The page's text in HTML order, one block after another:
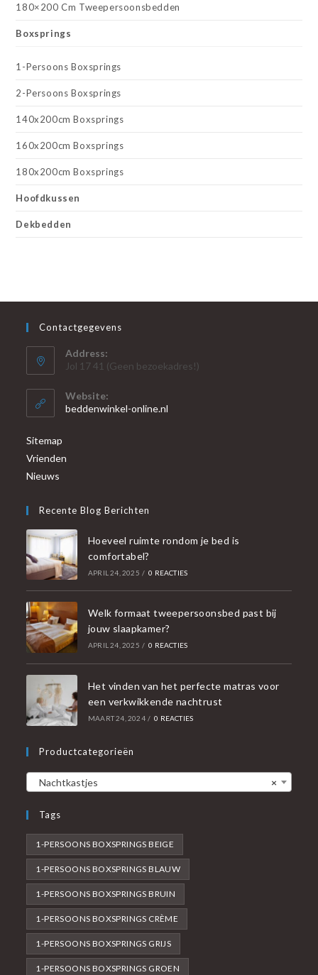
180×200 Cm Tweepersoonsbedden
Boxsprings
1-Persoons Boxsprings
2-Persoons Boxsprings
140x200cm Boxsprings
160x200cm Boxsprings
180x200cm Boxsprings
Hoofdkussen
Dekbedden
Contactgegevens
Address:
Jol 17 41 (Geen bezoekadres!)
Website:
beddenwinkel-online.nl
Sitemap
Vrienden
Nieuws
Recente Blog Berichten
Hoeveel ruimte rondom je bed is
comfortabel?
APRIL 24, 2025 / 0 REACTIES
Welk formaat tweepersoonsbed past bij
jouw slaapkamer?
APRIL 24, 2025 / 0 REACTIES
Het vinden van het perfecte matras voor
een verkwikkende nachtrust
MAART 24, 2024 / 0 REACTIES
Productcategorieën
×
Nachtkastjes
Tags
1-PERSOONS BOXSPRINGS BEIGE
1-PERSOONS BOXSPRINGS BLAUW
1-PERSOONS BOXSPRINGS BRUIN
1-PERSOONS BOXSPRINGS CRÈME
1-PERSOONS BOXSPRINGS GRIJS
1-PERSOONS BOXSPRINGS GROEN